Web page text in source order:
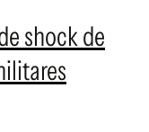
shock de